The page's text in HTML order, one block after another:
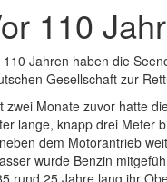
110
110 Jahren haben die
Gesellschaft zur
zwei Monate zuvor hatte
lange, knapp drei Meter
dem Motorantrieb
wurde Benzin
rund 25 Jahre lang ihr